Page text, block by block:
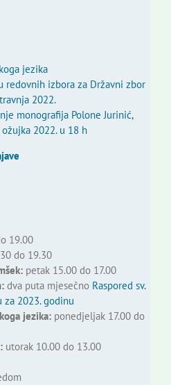
jezika
redovnih izbora za Državni zbor
2022.
monografija Polone Jurinić,
2022. u 18 h
19.00
do 19.30
petak 15.00 do 17.00
dva puta mjesečno Raspored sv.
za 2023. godinu
jezika:ponedjeljak 17.00 do
utorak 10.00 do 13.00